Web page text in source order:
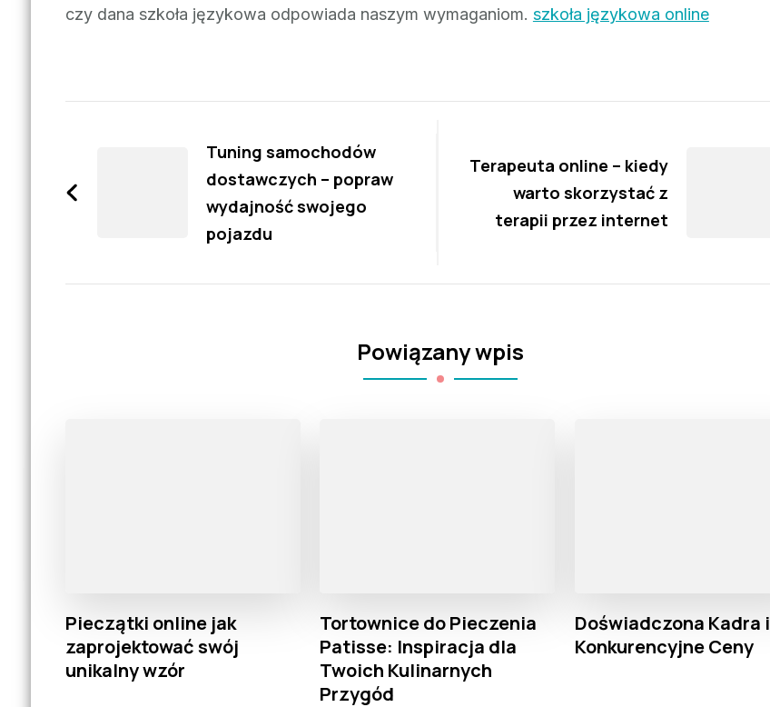
czy dana szkoła językowa odpowiada naszym wymaganiom. szkoła językowa online
Tuning samochodów
dostawczych – popraw
wydajność swojego
pojazdu
Terapeuta online – kiedy
warto skorzystać z
terapii przez internet
Powiązany wpis
Pieczątki online jak
zaprojektować swój
unikalny wzór
Tortownice do Pieczenia
Patisse: Inspiracja dla
Twoich Kulinarnych
Przygód
Doświadczona Kadra i
Konkurencyjne Ceny